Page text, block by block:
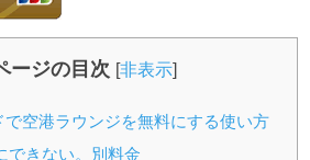
ージの目次 [非表示]
空港ラウンジを無料にする使い方
できない。別料金